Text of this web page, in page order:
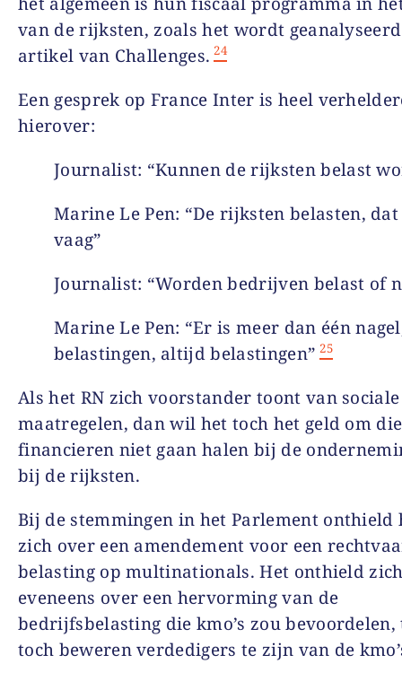
van de rijksten, zoals het wordt
artikel van Challenges. 24
Een gesprek op France Inter is heel
hierover:
Journalist: “Kunnen de rijksten belast
Marine Le Pen: “De rijksten belasten,
vaag”
Journalist: “Worden bedrijven belast of
Marine Le Pen: “Er is meer dan één
belastingen, altijd belastingen” 25
Als het RN zich voorstander toont van sociale
maatregelen, dan wil het toch het geld om
financieren niet gaan halen bij de
bij de rijksten.
Bij de stemmingen in het Parlement onthield
zich over een amendement voor een
belasting op multinationals. Het onthield
eveneens over een hervorming van de
bedrijfsbelasting die kmo’s zou
toch beweren verdedigers te zijn van de